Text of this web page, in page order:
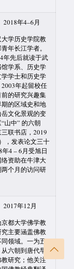
2018年4–6月
学历史学院教
年长江学者。
年先后就读于武
学系、历史学
学士和历史学
年起留校任
的研究兴趣集
的区域史和地
文化景观的变
山中” 的六朝
联书店，2019
，发表论文三十
4 – 6月受旭日
资助在牛津大
个月的访问研
2017年12月
都大学佛学教
主要涵盖佛教
领域。一为五
六朝到唐代早
研究；他关注